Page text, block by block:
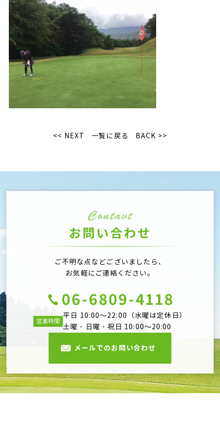
<< NEXT 一覧に戻る BACK >>
お問い合わせ
ご不明な点などございましたら、
お気軽にご連絡ください。
営業時間
平日 10:00～22:00（水曜は定休日）
土曜・日曜・祝日 10:00～20:00
メールでのお問い合わせ